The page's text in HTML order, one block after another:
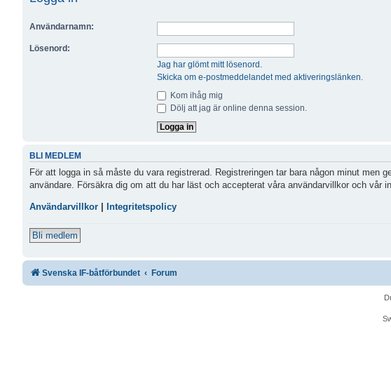
Användarnamn:
Lösenord:
Jag har glömt mitt lösenord.
Skicka om e-postmeddelandet med aktiveringslänken.
Kom ihåg mig
Dölj att jag är online denna session.
BLI MEDLEM
För att logga in så måste du vara registrerad. Registreringen tar bara någon minut men
användare. Försäkra dig om att du har läst och accepterat våra användarvillkor och
Användarvillkor Integritetspolicy
Bli medlem
Svenska IF-båtförbundet Forum